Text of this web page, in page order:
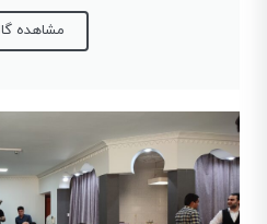
مشاهده